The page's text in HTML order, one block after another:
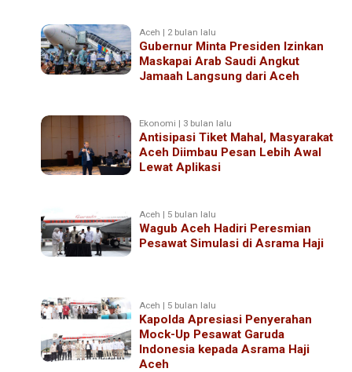
Aceh | 2 bulan lalu
Gubernur Minta Presiden Izinkan
Maskapai Arab Saudi Angkut
Jamaah Langsung dari Aceh
Ekonomi | 3 bulan lalu
Antisipasi Tiket Mahal, Masyarakat
Aceh Diimbau Pesan Lebih Awal
Lewat Aplikasi
Aceh | 5 bulan lalu
Wagub Aceh Hadiri Peresmian
Pesawat Simulasi di Asrama Haji
Aceh | 5 bulan lalu
Kapolda Apresiasi Penyerahan
Mock-Up Pesawat Garuda
Indonesia kepada Asrama Haji
Aceh